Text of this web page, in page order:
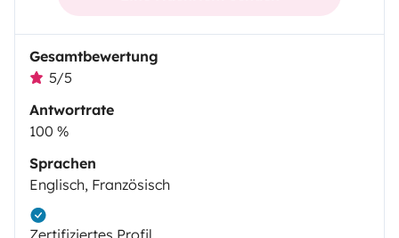
Gesamtbewertung
5/5
Antwortrate
100 %
Sprachen
Englisch, Französisch